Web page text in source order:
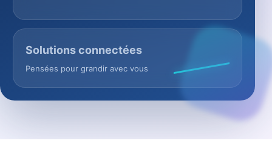
Solutions connectées
Pensées pour grandir avec vous